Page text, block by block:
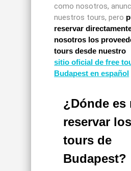
como nosotros,
nuestros tours, pero
reservar
nosotros los
tours desde nuestro
sitio oficial de free
Budapest en español
¿Dónde es
reservar
tours de
Budapest?